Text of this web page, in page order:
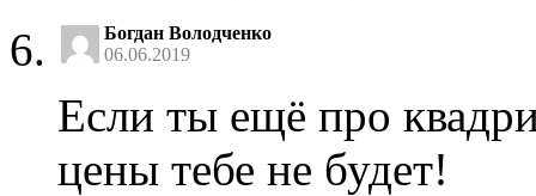
Богдан Володченко
06.06.2019
Если ты ещё про
цены тебе не будет!